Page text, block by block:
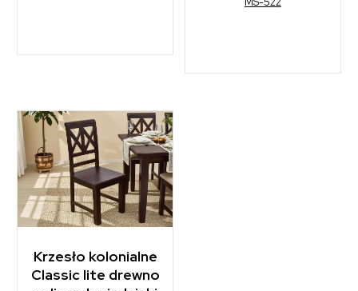
Krzesło kolonialne
Classic lite drewno